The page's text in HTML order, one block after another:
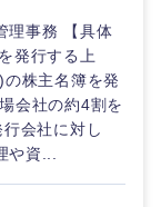
理事務 【具体
発行する上
株主名簿を発
会社の約4割を
会社に対し
資...